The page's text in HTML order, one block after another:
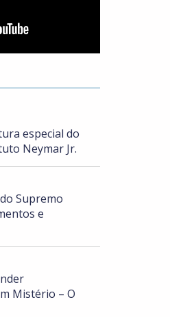
especial do
Neymar Jr.
Supremo
e
Mistério – O